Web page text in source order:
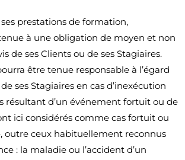
prestations de formation,
tenue à une obligation de moyen et non
de ses Clients ou de ses Stagiaires.
être tenue responsable à l’égard
ses Stagiaires en cas d’inexécution
résultant d’un événement fortuit ou de
ici considérés comme cas fortuit ou
outre ceux habituellement reconnus
: la maladie ou l’accident d’un